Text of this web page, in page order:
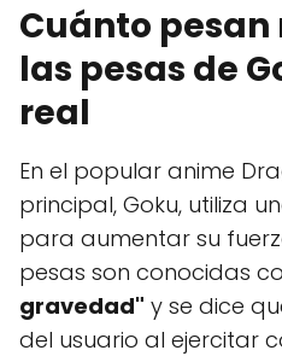
Cuánto
las pesas de
real
En el popular anime
principal, Goku, utiliza
para aumentar su
pesas son conocidas
gravedad" y se dice
del usuario al ejercitar